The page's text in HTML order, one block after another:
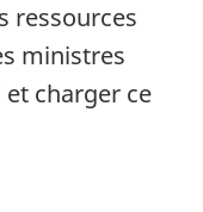
ressources
ministres
charger ce